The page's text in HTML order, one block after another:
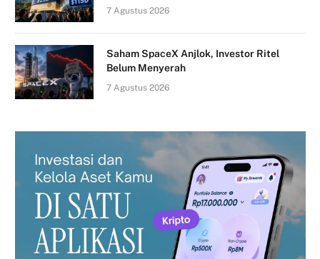
7 Agustus 2026
Saham SpaceX Anjlok, Investor Ritel
Belum Menyerah
7 Agustus 2026